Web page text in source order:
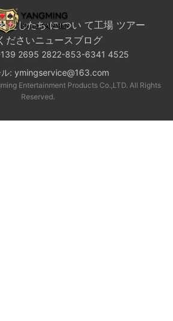
たしたち に つい て工場 ツアー
ださいニュースブログ
2695 2822-853-6341 4525
: ymingservice@163.com
Entertainment Products Co.,LTD. All Rights
Reserved.